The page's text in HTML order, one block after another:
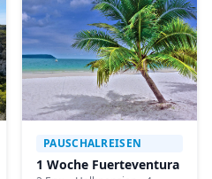
PAUSCHALREISEN
1 Woche Fuerteventura